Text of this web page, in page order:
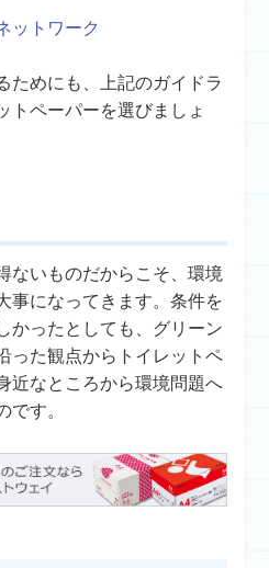
ットワーク
ためにも、上記のガイドラ
トペーパーを選びましょ
ないものだからこそ、環境
事になってきます。条件を
かったとしても、グリーン
った観点からトイレットペ
近なところから環境問題へ
です。